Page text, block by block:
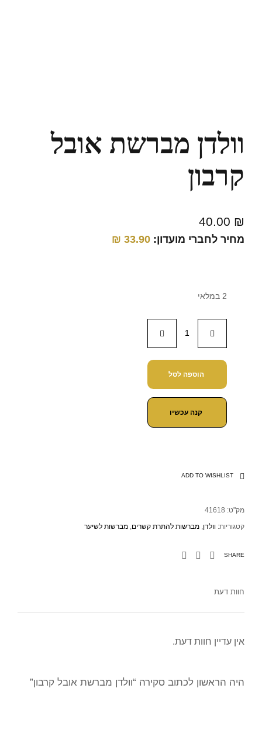
וולדן מברשת אובל
קרבון
40.00 ₪
מחיר לחברי מועדון: 33.90
₪
2 במלאי
הוספה לסל
קנה עכשיו
ADD TO WISHLIST
מק"ט: 41618
קטגוריות: וולדן, מברשות להתרת קשרים, מברשות לשיער
SHARE
חוות דעת
אין עדיין חוות דעת.
היה הראשון לכתוב סקירה “וולדן מברשת אובל קרבון”